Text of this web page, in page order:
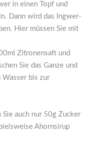
in einen Topf und
Dann wird das Ingwer-
Hier müssen Sie mit
Zitronensaft und
Sie das Ganze und
Wasser bis zur
auch nur 50g Zucker
Ahornsirup